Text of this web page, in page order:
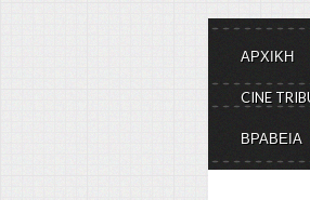
ΑΡΧΙΚΗ
CINE
ΒΡΑΒΕΙΑ